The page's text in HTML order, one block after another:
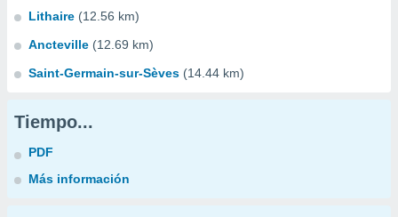
Lithaire (12.56 km)
Ancteville (12.69 km)
Saint-Germain-sur-Sèves (14.44 km)
Tiempo...
PDF
Más información